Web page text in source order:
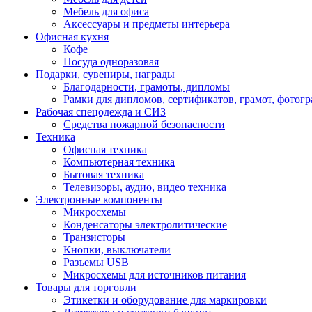
Мебель для офиса
Аксессуары и предметы интерьера
Офисная кухня
Кофе
Посуда одноразовая
Подарки, сувениры, награды
Благодарности, грамоты, дипломы
Рамки для дипломов, сертификатов, грамот,
Рабочая спецодежда и СИЗ
Средства пожарной безопасности
Техника
Офисная техника
Компьютерная техника
Бытовая техника
Телевизоры, аудио, видео техника
Электронные компоненты
Микросхемы
Конденсаторы электролитические
Транзисторы
Кнопки, выключатели
Разъемы USB
Микросхемы для источников питания
Товары для торговли
Этикетки и оборудование для маркировки